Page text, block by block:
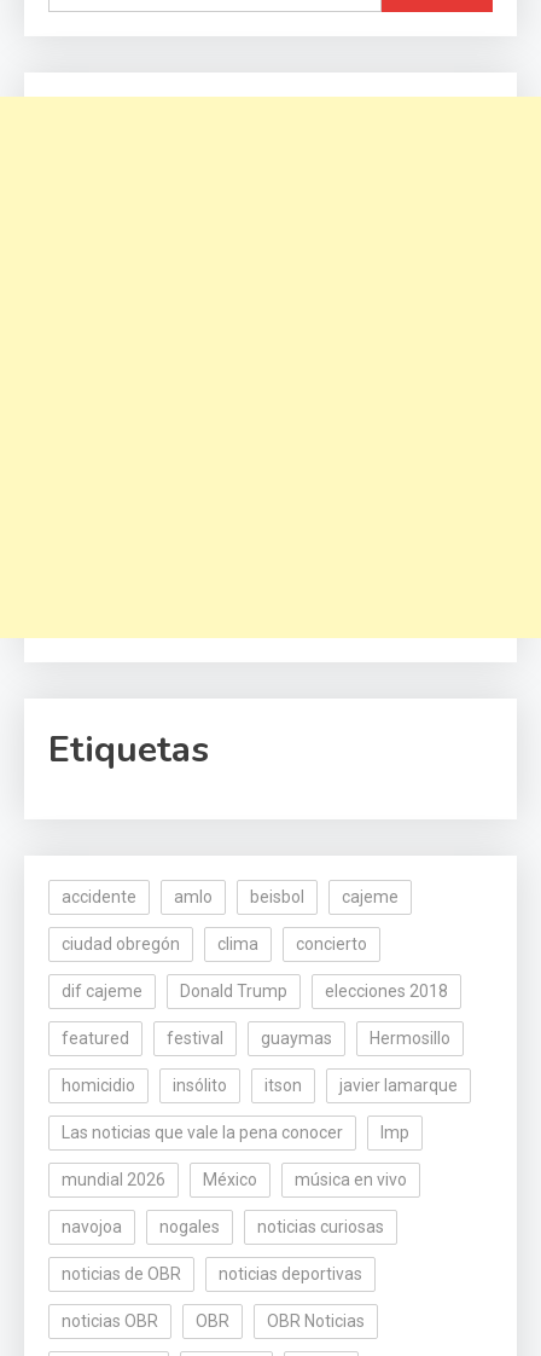
Etiquetas
accidente amlo beisbol cajeme
ciudad obregón clima concierto
dif cajeme Donald Trump elecciones 2018
featured festival guaymas Hermosillo
homicidio insólito itson javier lamarque
Las noticias que vale la pena conocer lmp
mundial 2026 México música en vivo
navojoa nogales noticias curiosas
noticias de OBR noticias deportivas
noticias OBR OBR OBR Noticias